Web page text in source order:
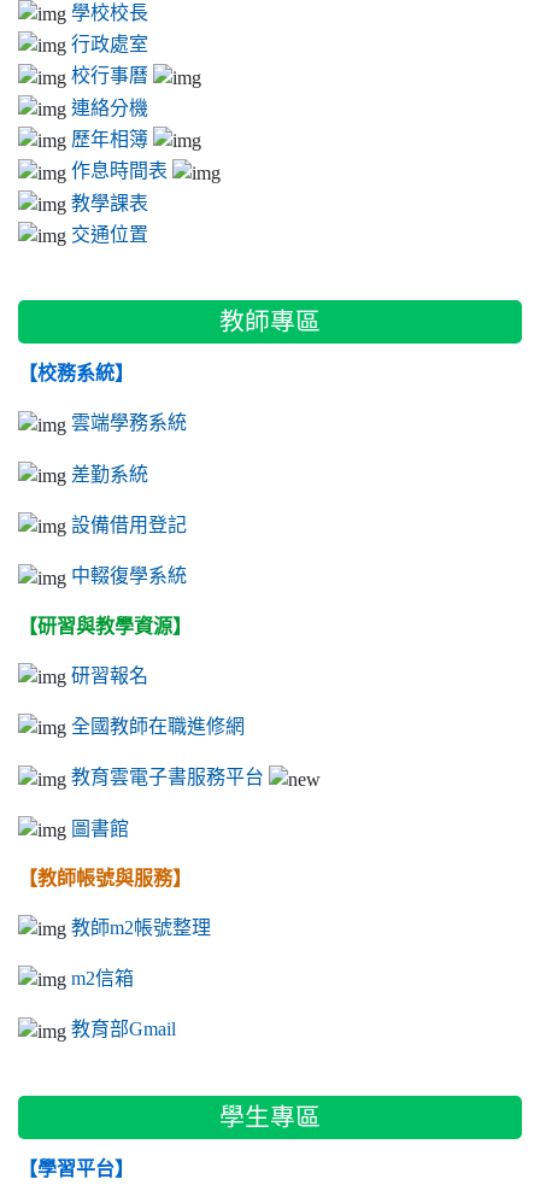
學校校長
行政處室
校行事曆
連絡分機
歷年相簿
作息時間表
教學課表
交通位置
教師專區
【校務系統】
雲端學務系統
差勤系統
設備借用登記
中輟復學系統
【研習與教學資源】
研習報名
全國教師在職進修網
教育雲電子書服務平台
圖書館
【教師帳號與服務】
教師m2帳號整理
m2信箱
教育部Gmail
學生專區
【學習平台】